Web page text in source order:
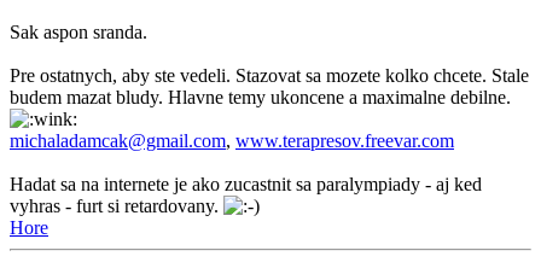
Sak aspon sranda.
Pre ostatnych, aby ste vedeli. Stazovat sa mozete kolko chcete. Stale
budem mazat bludy. Hlavne temy ukoncene a maximalne debilne.
michaladamcak@gmail.com, www.terapresov.freevar.com
Hadat sa na internete je ako zucastnit sa paralympiady - aj ked
vyhras - furt si retardovany.
Hore